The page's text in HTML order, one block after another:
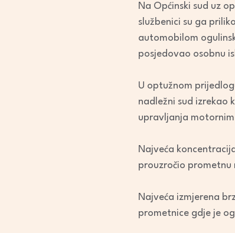
Na Općinski sud uz
službenici su ga
automobilom
posjedovao osobnu
U optužnom
nadležni sud izrekao
upravljanja
Najveća
prouzročio prometnu
Najveća izmjerena
prometnice gdje je